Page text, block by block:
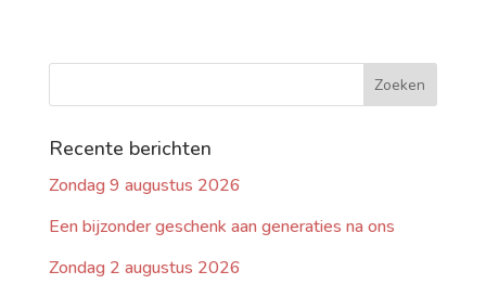
Recente berichten
Zondag 9 augustus 2026
Een bijzonder geschenk aan generaties na ons
Zondag 2 augustus 2026